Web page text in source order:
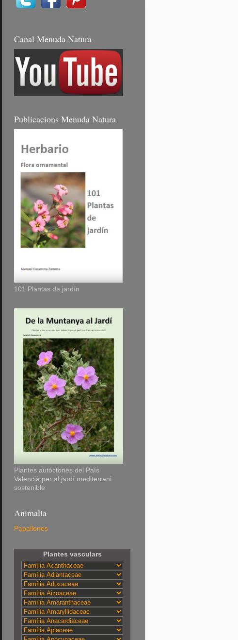
Canal Menuda Natura
Publicacions Menuda Natura
101 Plantas de jardín
Plantes autòctones del País
Valencià per al jardí mediterrani
sostenible
Animalia
Papallones
Plantes vasculars